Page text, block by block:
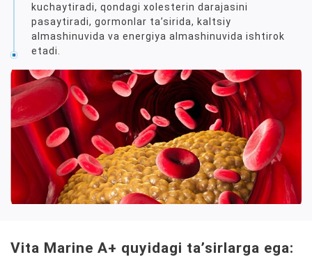
kuchaytiradi, qondagi xolesterin darajasini
pasaytiradi, gormonlar taʼsirida, kaltsiy
almashinuvida va energiya almashinuvida ishtirok
etadi.
Vita Marine A+ quyidagi taʼsirlarga ega: